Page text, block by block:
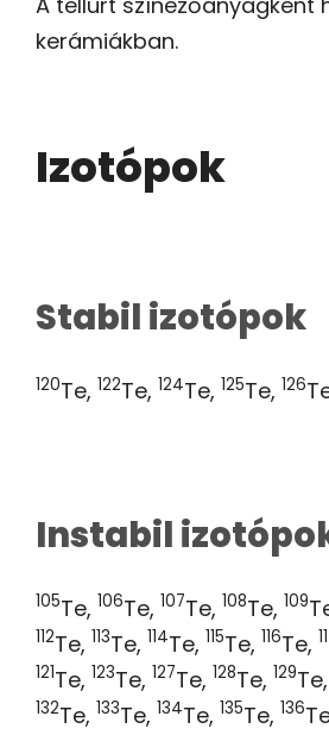
kerámiákban.
Izotópok
Stabil izotópok
120Te, 122Te, 124Te, 125Te, 126
Instabil
105Te, 106Te, 107Te, 108Te, 109
112Te, 113Te, 114Te, 115Te, 116Te,
121Te, 123Te, 127Te, 128Te, 129Te,
132Te, 133Te, 134Te, 135Te, 136